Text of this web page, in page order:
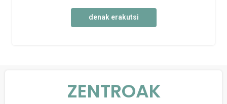
denak erakutsi
ZENTROAK